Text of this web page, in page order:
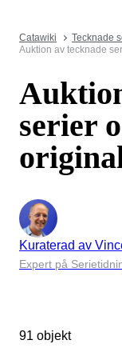
Catawiki Tecknade
Auktion av tecknade
serier
Kuraterad av
Expert på
91 objekt